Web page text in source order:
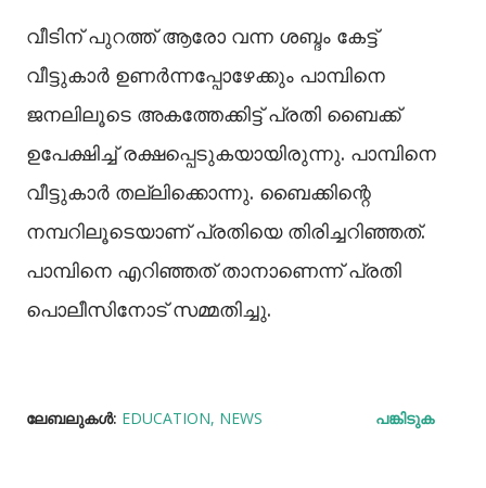
വീടിന് പുറത്ത് ആരോ വന്ന ശബ്ദം കേട്ട്
വീട്ടുകാര്‍ ഉണര്‍ന്നപ്പോഴേക്കും പാമ്പിനെ
ജനലിലൂടെ അകത്തേക്കിട്ട് പ്രതി ബൈക്ക്
ഉപേക്ഷിച്ച് രക്ഷപ്പെടുകയായിരുന്നു. പാമ്പിനെ
വീട്ടുകാര്‍ തല്ലിക്കൊന്നു. ബൈക്കിന്റെ
നമ്പറിലൂടെയാണ് പ്രതിയെ തിരിച്ചറിഞ്ഞത്.
പാമ്പിനെ എറിഞ്ഞത് താനാണെന്ന് പ്രതി
പൊലീസിനോട് സമ്മതിച്ചു.
ലേബലുകള്‍: EDUCATION NEWS പങ്കിടുക